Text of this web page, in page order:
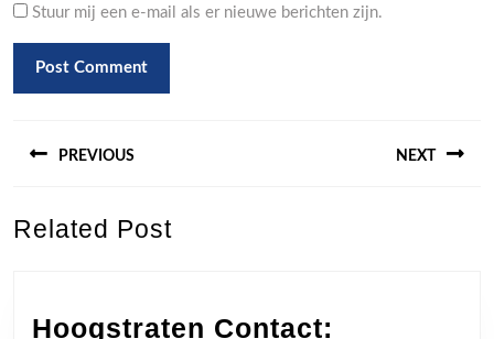
Stuur mij een e-mail als er nieuwe berichten zijn.
PREVIOUS
post:
NEXT
Related Post
Hoogstraten Contact: